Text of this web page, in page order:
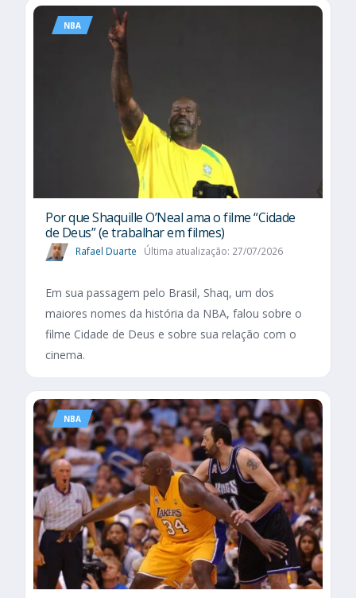
NBA
Por que Shaquille O’Neal ama o filme “Cidade
de Deus” (e trabalhar em filmes)
Rafael Duarte Última atualização: 27/07/2026
Em sua passagem pelo Brasil, Shaq, um dos
maiores nomes da história da NBA, falou sobre o
filme Cidade de Deus e sobre sua relação com o
cinema.
NBA